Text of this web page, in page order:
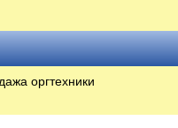
оргтехники